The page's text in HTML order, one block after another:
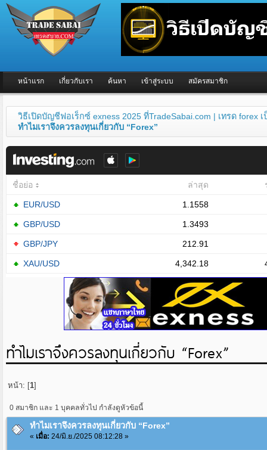
หน้าแรก เกี่ยวกับเรา ค้นหา เข้าสู่ระบบ สมัครสมาชิก
วิธีเปิดบัญชีฟอเร็กซ์ exness 2025 ที่TradeSabai.com | เทรด forex
ทำไมเราจึงควรลงทุนเกี่ยวกับ “Forex”
ทำไมเราจึงควรลงทุนเกี่ยวกับ “Forex”
หน้า: [1]
0 สมาชิก และ 1 บุคคลทั่วไป กำลังดูหัวข้อนี้
ทำไมเราจึงควรลงทุนเกี่ยวกับ “Forex”
« เมื่อ: 24/มิ.ย./2025 08:12:28 »